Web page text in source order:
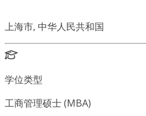
上海市, 中华人民共和国
学位类型
工商管理硕士 (MBA)